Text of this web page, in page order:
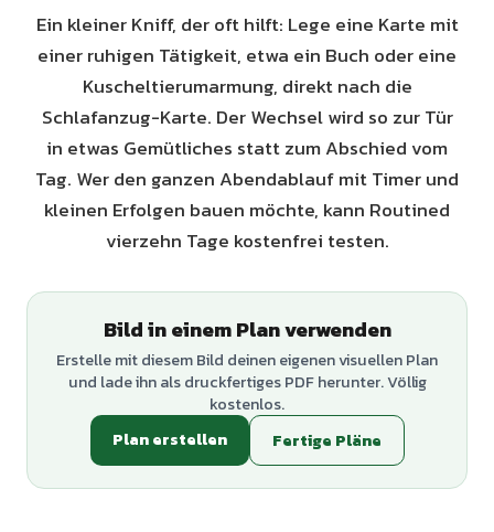
Ein kleiner Kniff, der oft hilft: Lege eine Karte mit
einer ruhigen Tätigkeit, etwa ein Buch oder eine
Kuscheltierumarmung, direkt nach die
Schlafanzug-Karte. Der Wechsel wird so zur Tür
in etwas Gemütliches statt zum Abschied vom
Tag. Wer den ganzen Abendablauf mit Timer und
kleinen Erfolgen bauen möchte, kann Routined
vierzehn Tage kostenfrei testen.
Bild in einem Plan verwenden
Erstelle mit diesem Bild deinen eigenen visuellen Plan
und lade ihn als druckfertiges PDF herunter. Völlig
kostenlos.
Plan erstellen
Fertige Pläne